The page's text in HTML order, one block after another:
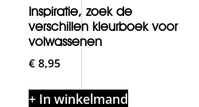
Inspiratie, zoek de
verschillen kleurboek voor
volwassenen
€ 8,95
+ In winkelmand